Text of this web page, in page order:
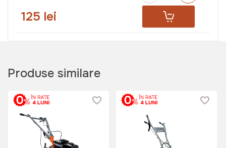
125 lei
Art:VOR56599
6499 lei
Produse similare